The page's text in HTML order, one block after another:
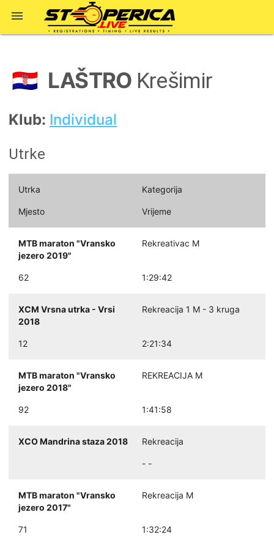

🇭🇷 LAŠTRO Krešimir
Klub: Individual
Utrke
Utrka Kategorija
Mjesto Vrijeme
MTB maraton "Vransko
jezero 2019"
Rekreativac M
62 1:29:42
XCM Vrsna utrka - Vrsi
2018
Rekreacija 1 M - 3 kruga
12 2:21:34
MTB maraton "Vransko
jezero 2018"
REKREACIJA M
92 1:41:58
XCO Mandrina staza 2018 Rekreacija
- -
MTB maraton "Vransko
jezero 2017"
Rekreacija M
71 1:32:24